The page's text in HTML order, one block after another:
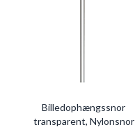
Billedophængssnor
transparent, Nylonsnor